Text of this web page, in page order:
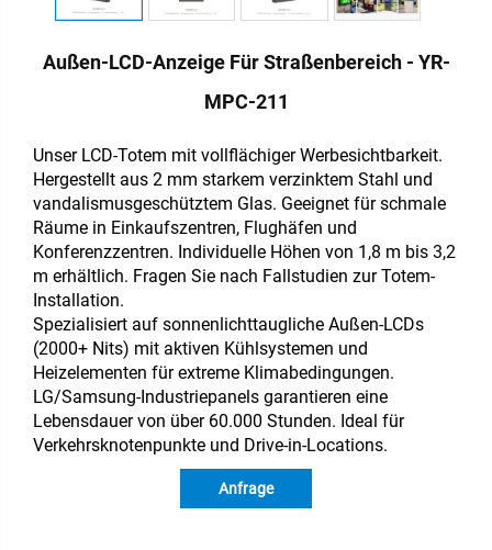
Außen-LCD-Anzeige Für Straßenbereich - YR-
MPC-211
Unser LCD-Totem mit vollflächiger Werbesichtbarkeit.
Hergestellt aus 2 mm starkem verzinktem Stahl und
vandalismusgeschütztem Glas. Geeignet für schmale
Räume in Einkaufszentren, Flughäfen und
Konferenzzentren. Individuelle Höhen von 1,8 m bis 3,2
m erhältlich. Fragen Sie nach Fallstudien zur Totem-
Installation.
Spezialisiert auf sonnenlichttaugliche Außen-LCDs
(2000+ Nits) mit aktiven Kühlsystemen und
Heizelementen für extreme Klimabedingungen.
LG/Samsung-Industriepanels garantieren eine
Lebensdauer von über 60.000 Stunden. Ideal für
Verkehrsknotenpunkte und Drive-in-Locations.
Anfrage